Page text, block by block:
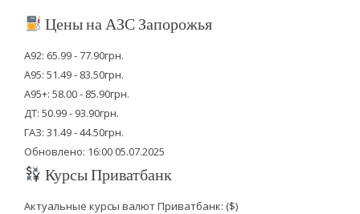
Цены на АЗС Запорожья
А92: 65.99 - 77.90грн.
А95: 51.49 - 83.50грн.
А95+: 58.00 - 85.90грн.
ДТ: 50.99 - 93.90грн.
ГАЗ: 31.49 - 44.50грн.
Обновлено: 16:00 05.07.2025
Курсы Приватбанк
Актуальные курсы валют Приватбанк: ($)